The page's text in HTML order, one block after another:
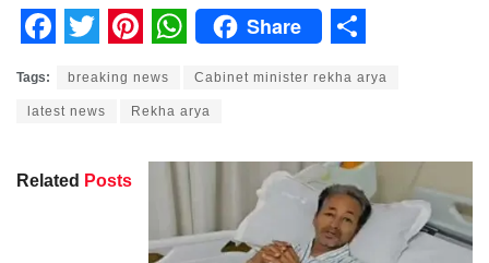
Share
Tags: breaking news Cabinet minister rekha arya
latest news Rekha arya
Related Posts